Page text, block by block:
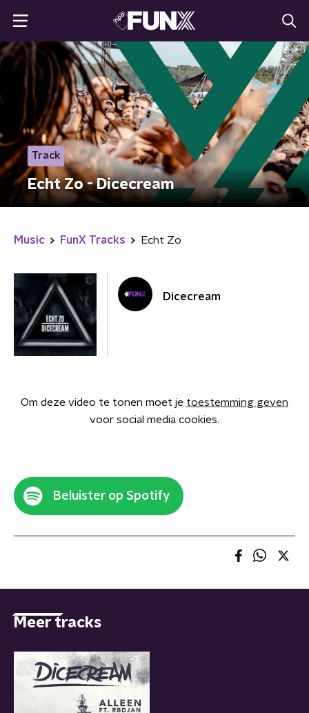
Track
Echt Zo - Dicecream
Music FunX Tracks Echt Zo
Dicecream
Om deze video te tonen moet je toestemming geven
voor social media cookies.
Beluister op Spotify
Meer tracks